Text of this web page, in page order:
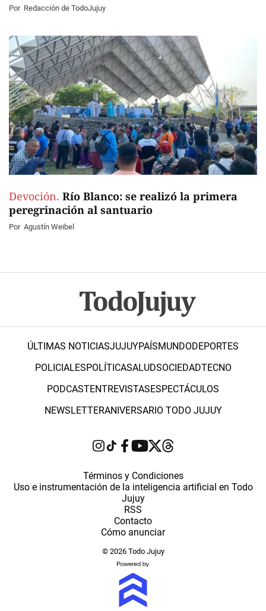
Por Redacción de TodoJujuy
Devoción. Río Blanco: se realizó la primera
peregrinación al santuario
Por Agustín Weibel
ÚLTIMAS NOTICIASJUJUYPAÍSMUNDODEPORTES
POLICIALESPOLÍTICASALUDSOCIEDADTECNO
PODCASTENTREVISTASESPECTÁCULOS
NEWSLETTERANIVERSARIO TODO JUJUY
Términos y Condiciones
Uso e instrumentación de la inteligencia artificial en Todo
Jujuy
RSS
Contacto
Cómo anunciar
© 2026 Todo Jujuy